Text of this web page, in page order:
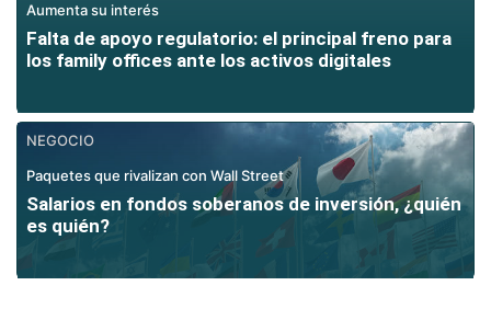
Aumenta su interés
Falta de apoyo regulatorio: el principal freno para
los family offices ante los activos digitales
NEGOCIO
Paquetes que rivalizan con Wall Street
Salarios en fondos soberanos de inversión, ¿quién
es quién?